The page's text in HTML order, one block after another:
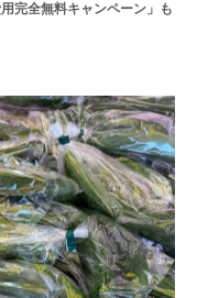
完全無料キャンペーン」も